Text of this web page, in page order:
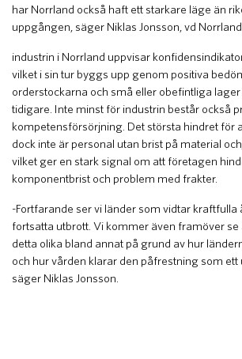
har Norrland också haft ett starkare läge än
uppgången, säger Niklas Jonsson, vd
industrin i Norrland uppvisar
vilket i sin tur byggs upp genom positiva
orderstockarna och små eller obefintliga
tidigare. Inte minst för industrin består också
kompetensförsörjning. Det största hindret för
dock inte är personal utan brist på material
vilket ger en stark signal om att företagen
komponentbrist och problem med frakter.
-Fortfarande ser vi länder som vidtar kraftfulla
fortsatta utbrott. Vi kommer även framöver
detta olika bland annat på grund av hur
och hur vården klarar den påfrestning som ett
säger Niklas Jonsson.